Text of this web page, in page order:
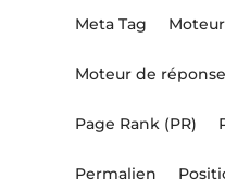
Meta Tag
Moteur de réponse
Page Rank (PR)
Permalien